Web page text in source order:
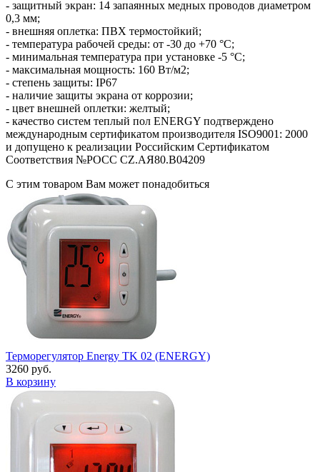
- защитный экран: 14 запаянных медных проводов диаметром
0,3 мм;
- внешняя оплетка: ПВХ термостойкий;
- температура рабочей среды: от -30 до +70 °С;
- минимальная температура при установке -5 °С;
- максимальная мощность: 160 Вт/м2;
- степень защиты: IP67
- наличие защиты экрана от коррозии;
- цвет внешней оплетки: желтый;
- качество систем теплый пол ENERGY подтверждено
международным сертификатом производителя ISO9001: 2000
и допущено к реализации Российским Сертификатом
Соответствия №РОСС CZ.АЯ80.В04209
С этим товаром Вам может понадобиться
Терморегулятор Energy TK 02 (ENERGY)
3260 руб.
В корзину